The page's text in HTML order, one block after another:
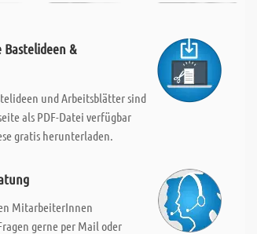
Bastelideen &
und Arbeitsblätter sind
als PDF-Datei verfügbar
gratis herunterladen.
MitarbeiterInnen
gerne per Mail oder